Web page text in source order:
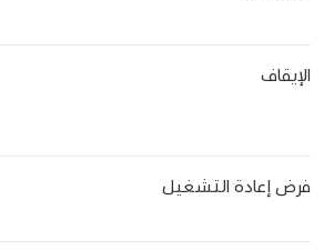
الإيقاف
فرض إعادة التشغيل